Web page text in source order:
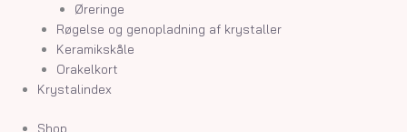
Øreringe
Røgelse og genopladning af krystaller
Keramikskåle
Orakelkort
Krystalindex
Shop